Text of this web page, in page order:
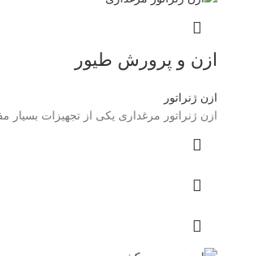
ازن و پرورش طیور
ازن ژنراتور
ازن ژنراتور مرغداری یکی از تجهیزات بسیار